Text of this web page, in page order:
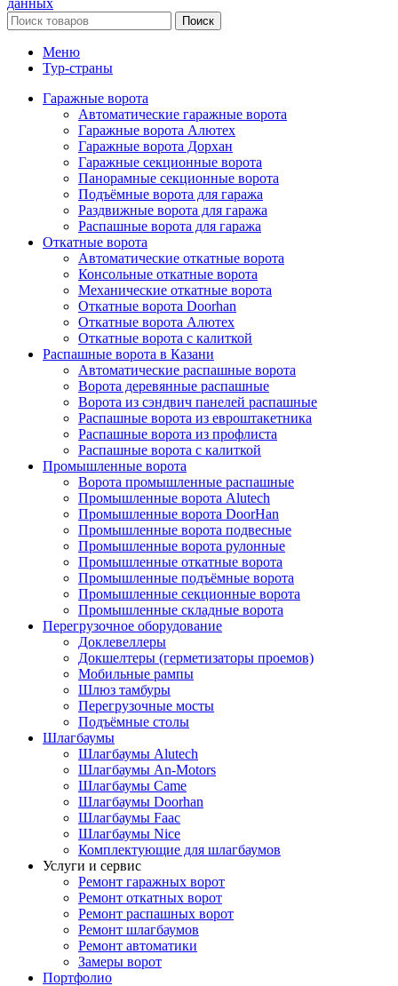
Поиск
Меню
Тур-страны
Гаражные ворота
Автоматические гаражные ворота
Гаражные ворота Алютех
Гаражные ворота Дорхан
Гаражные секционные ворота
Панорамные секционные ворота
Подъёмные ворота для гаража
Раздвижные ворота для гаража
Распашные ворота для гаража
Откатные ворота
Автоматические откатные ворота
Консольные откатные ворота
Механические откатные ворота
Откатные ворота Doorhan
Откатные ворота Алютех
Откатные ворота с калиткой
Распашные ворота в Казани
Автоматические распашные ворота
Ворота деревянные распашные
Ворота из сэндвич панелей распашные
Распашные ворота из евроштакетника
Распашные ворота из профлиста
Распашные ворота с калиткой
Промышленные ворота
Ворота промышленные распашные
Промышленные ворота Alutech
Промышленные ворота DoorHan
Промышленные ворота подвесные
Промышленные ворота рулонные
Промышленные откатные ворота
Промышленные подъёмные ворота
Промышленные секционные ворота
Промышленные складные ворота
Перегрузочное оборудование
Доклевеллеры
Докшелтеры (герметизаторы проемов)
Мобильные рампы
Шлюз тамбуры
Перегрузочные мосты
Подъёмные столы
Шлагбаумы
Шлагбаумы Alutech
Шлагбаумы An-Motors
Шлагбаумы Came
Шлагбаумы Doorhan
Шлагбаумы Faac
Шлагбаумы Nice
Комплектующие для шлагбаумов
Услуги и сервис
Ремонт гаражных ворот
Ремонт откатных ворот
Ремонт распашных ворот
Ремонт шлагбаумов
Ремонт автоматики
Замеры ворот
Портфолио